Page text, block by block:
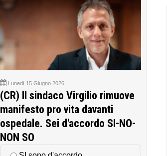
Lunedì 15 Giugno 2026
(CR) Il sindaco Virgilio rimuove
manifesto pro vita davanti
ospedale. Sei d'accordo SI-NO-
NON SO